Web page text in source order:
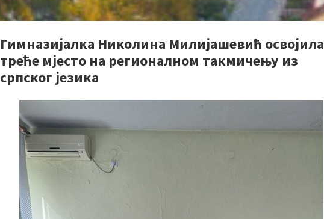
Гимназијалка Николина Милијашевић освојила
треће мјесто на регионалном такмичењу из
српског језика